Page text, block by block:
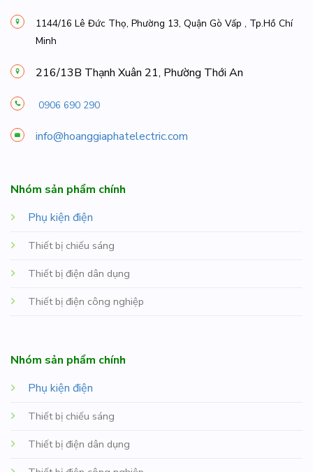
1144/16 Lê Đức Thọ, Phường 13, Quận Gò Vấp , Tp.Hồ Chí
Minh
216/13B Thạnh Xuân 21, Phường Thới An
0906 690 290
info@hoanggiaphatelectric.com
Nhóm sản phẩm chính
Phụ kiện điện
Thiết bị chiếu sáng
Thiết bị điện dân dụng
Thiết bị điện công nghiệp
Nhóm sản phẩm chính
Phụ kiện điện
Thiết bị chiếu sáng
Thiết bị điện dân dụng